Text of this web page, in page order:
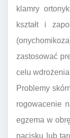
klamry
kształt i
zastosować
celu
Problemy
rogowacenie
egzema w
nacisku lub